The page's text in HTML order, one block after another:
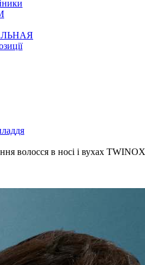
волосся в носі і вухах TWINOX